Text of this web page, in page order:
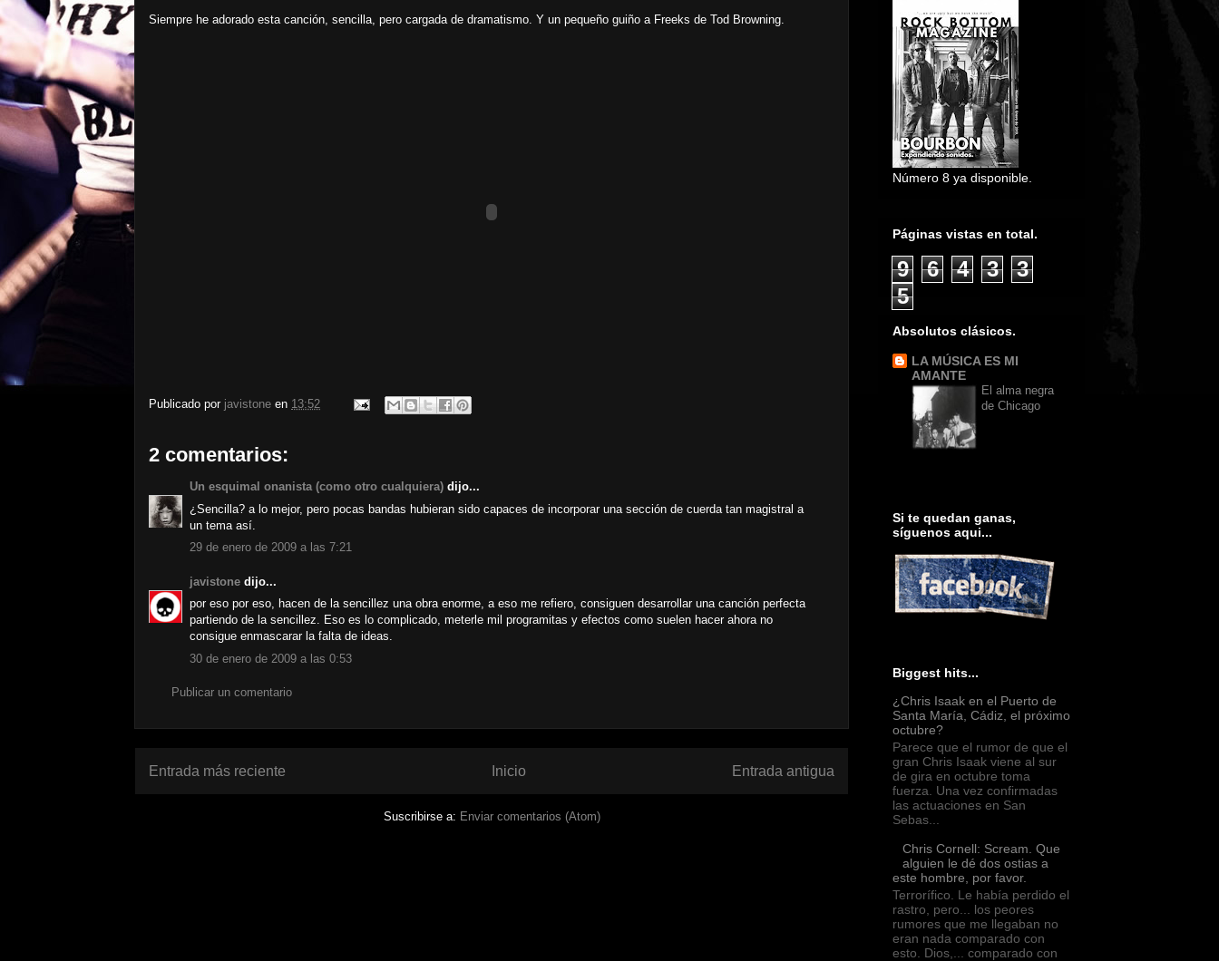
Siempre he adorado esta canción, sencilla, pero cargada de dramatismo. Y un pequeño guiño a Freeks de Tod Browning.
Publicado por javistone en 13:52
2 comentarios:
Un esquimal onanista (como otro cualquiera) dijo...
¿Sencilla? a lo mejor, pero pocas bandas hubieran sido capaces de incorporar una sección de cuerda tan magistral a
un tema así.
29 de enero de 2009 a las 7:21
javistone dijo...
por eso por eso, hacen de la sencillez una obra enorme, a eso me refiero, consiguen desarrollar una canción perfecta
partiendo de la sencillez. Eso es lo complicado, meterle mil programitas y efectos como suelen hacer ahora no
consigue enmascarar la falta de ideas.
30 de enero de 2009 a las 0:53
Publicar un comentario
Entrada más reciente Entrada antigua
Inicio
Suscribirse a: Enviar comentarios (Atom)
Número 8 ya disponible.
Páginas vistas en total.
9 6 4 3
3
5
Absolutos clásicos.
LA MÚSICA ES MI
AMANTE
El alma negra
de Chicago
Si te quedan ganas,
síguenos aqui...
Biggest hits...
¿Chris Isaak en el Puerto de
Santa María, Cádiz, el próximo
octubre?
Parece que el rumor de que el
gran Chris Isaak viene al sur
de gira en octubre toma
fuerza. Una vez confirmadas
las actuaciones en San
Sebas...
Chris Cornell: Scream. Que
alguien le dé dos ostias a
este hombre, por favor.
Terrorífico. Le había perdido el
rastro, pero... los peores
rumores que me llegaban no
eran nada comparado con
esto. Dios,... comparado con